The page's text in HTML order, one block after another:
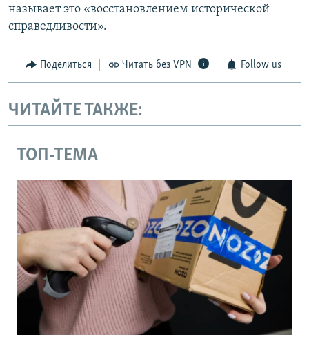
называет это «восстановлением исторической
справедливости».
Поделиться Читать без VPN Follow us
ЧИТАЙТЕ ТАКЖЕ:
ТОП-ТЕМА